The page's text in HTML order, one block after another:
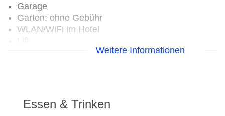
Garage
Garten: ohne Gebühr
WLAN/WiFi im Hotel
Lift
Gesamtanzahl der Zimmer: 10
Zahlungsarten: American Express, EC Maestro,
Weitere Informationen
Essen & Trinken